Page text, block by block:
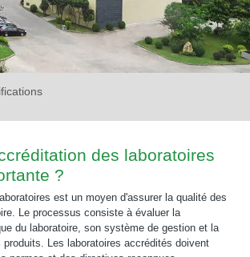
des laboratoires
?
est un moyen d'assurer la qualité des
Le processus consiste à évaluer la
du laboratoire, son système de gestion et la
Les laboratoires accrédités doivent